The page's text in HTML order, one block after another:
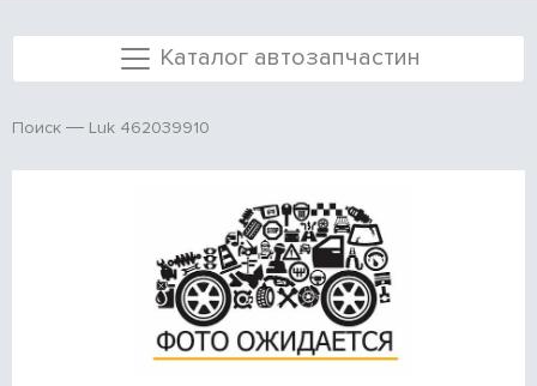
Каталог автозапчастин
Поиск Luk 462039910